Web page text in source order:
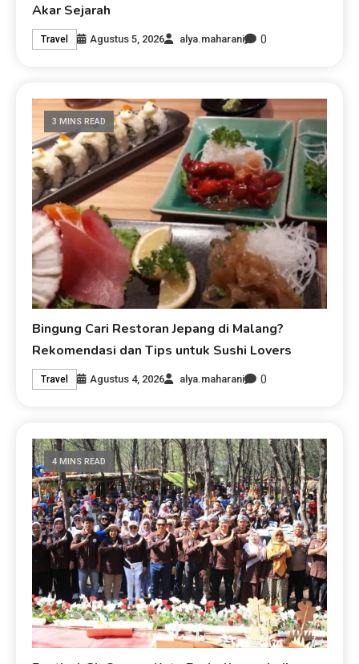
Akar Sejarah
Travel Agustus 5, 2026 alya.maharani 0
3 MINS READ
Bingung Cari Restoran Jepang di Malang?
Rekomendasi dan Tips untuk Sushi Lovers
Travel Agustus 4, 2026 alya.maharani 0
4 MINS READ